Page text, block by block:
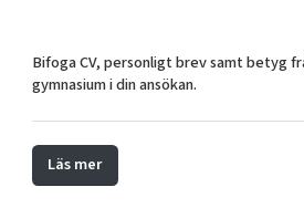
Bifoga CV, personligt brev samt betyg
gymnasium i din ansökan.
Läs mer